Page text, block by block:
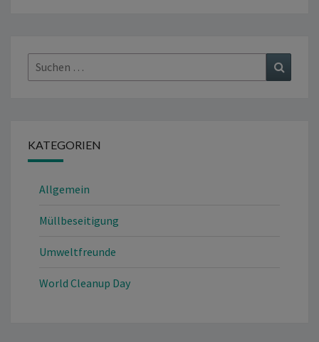
Suchen
nach:
KATEGORIEN
Allgemein
Müllbeseitigung
Umweltfreunde
World Cleanup Day